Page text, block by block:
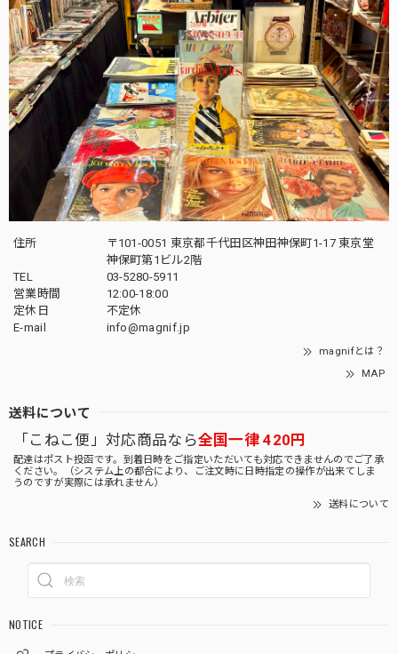
住所
〒101-0051 東京都千代田区神田神保町1-17 東京堂
神保町第1ビル2階
TEL
03-5280-5911
営業時間
12:00-18:00
定休日
不定休
E-mail
info@magnif.jp
magnifとは？
MAP
送料について
「こねこ便」対応商品なら全国一律 420円
配達はポスト投函です。到着日時をご指定いただいても対応できませんのでご了承
ください。（システム上の都合により、ご注文時に日時指定の操作が出来てしま
うのですが実際には承れません）
送料について
SEARCH
NOTICE